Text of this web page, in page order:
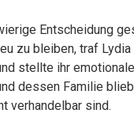
Entscheidung
zu bleiben, traf
stellte ihr
dessen Familie
verhandelbar sind.